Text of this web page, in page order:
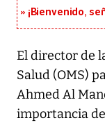
¡Bienvenido,
El director de
Salud (OMS)
Ahmed Al
importancia